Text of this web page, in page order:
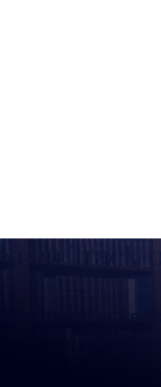
Keep Track
Whether you are
or for your own
to help you keep